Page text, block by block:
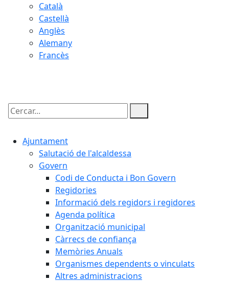
Català
Castellà
Anglès
Alemany
Francès
Cercar:
Ajuntament
Salutació de l'alcaldessa
Govern
Codi de Conducta i Bon Govern
Regidories
Informació dels regidors i regidores
Agenda política
Organització municipal
Càrrecs de confiança
Memòries Anuals
Organismes dependents o vinculats
Altres administracions